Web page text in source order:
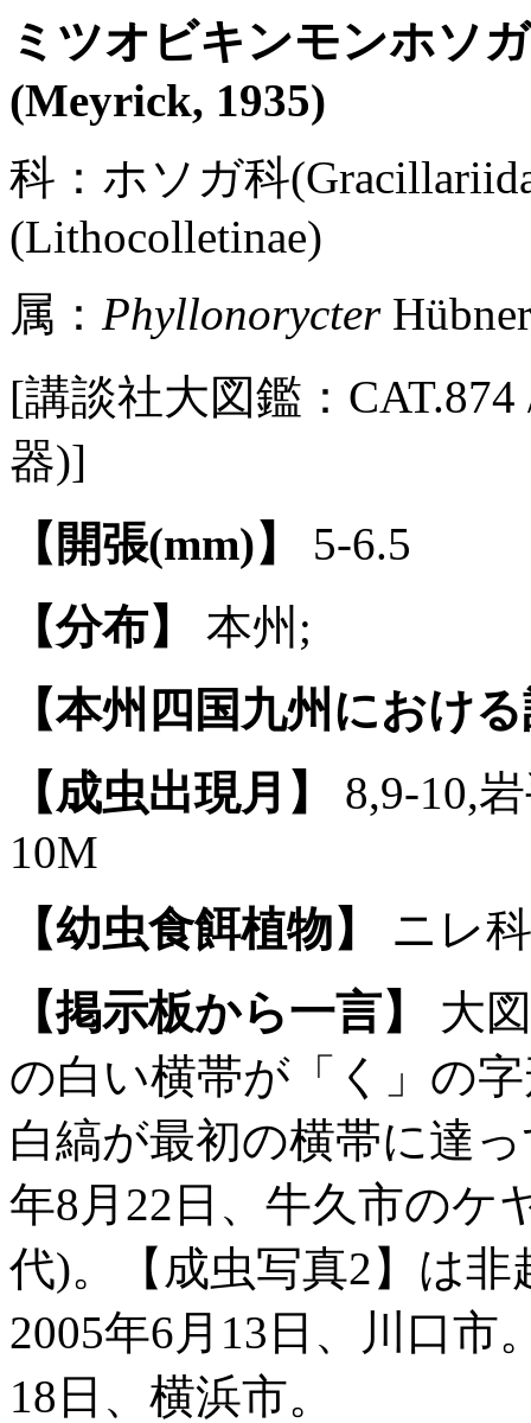
ミツオビキンモンホソ
(Meyrick, 1935)
科：ホソガ科
(Lithocolletinae)
属： Phyllonorycter
[講談社大図鑑：
器)]
【開張(mm)】
5-6.5
【分布】
本州;
【本州四国九州におけ
【成虫出現月】
8,9-10,
10M
【幼虫食餌植物】
ニレ
【掲示板から一言】
大
の白い横帯が「く」の
白縞が最初の横帯に達
年8月22日、牛久市のケ
代)。【成虫写真2】は
2005年6月13日、川口市
18日、横浜市。